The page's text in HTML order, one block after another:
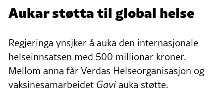
Aukar støtta til global helse
Regjeringa ynsjker å auka den internasjonale
helseinnsatsen med 500 millionar kroner.
Mellom anna får Verdas Helseorganisasjon og
vaksinesamarbeidet Gaviauka støtte.